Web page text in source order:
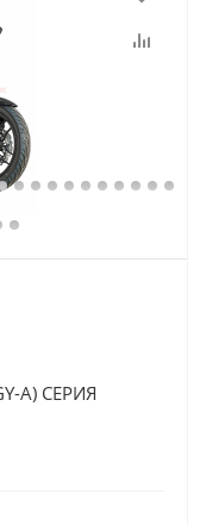
А) СЕРИЯ